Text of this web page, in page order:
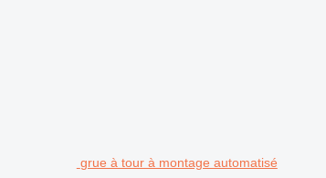
grue à tour à montage automatisé